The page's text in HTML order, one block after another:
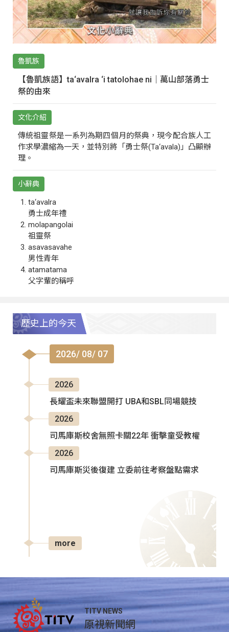
魯凱族
【魯凱族語】ta‘avalra ‘i tatolohae ni｜萬山部落勇士
祭的由來
文化介紹
傳統祖靈祭是一系列為期四個月的祭典，現今配合族人工
作求學濃縮為一天，並特別將「勇士祭(Ta‘avala)」凸顯辦
理。
小辭典
ta‘avalra
勇士成年禮
molapangolai
祖靈祭
asavasavahe
男性青年
atamatama
父字輩的稱呼
歷史上的今天
2026/ 08/ 07
2026
長耀盃未來聯盟開打 UBA和SBL同場競技
2026
司馬庫斯校舍無照卡關22年 衝擊童受教權
2026
司馬庫斯災後復建 立委前往考察盤點需求
more
TITV NEWS
原視新聞網